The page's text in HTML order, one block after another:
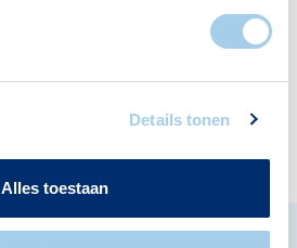
Details tonen
Alles toestaan
Cafés